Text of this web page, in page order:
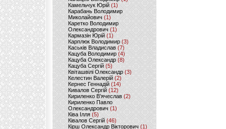
Камельчук Юрій (1)
Карабань Володимир
Миколайович (1)
Каретко Володимир
Олександрович (1)
Кармазін Юрій(1)
Карплюк Володимир(3)
Каськів Владислав (7)
Кацуба Володимир (4)
Кацуба Олександр (8)
Кацуба Сергій (5)
Квіташвілі Олександр(3)
Келестин Валерій(2)
Кернес Геннадій (14)
Кивалов Сергій (12)
Кириленко В’ячеслав (2)
Кириленко Павло
Олександрович (1)
Ківа Ілля (5)
Ківалов Сергій(46)
Кірш Олександр Вікторович (1)